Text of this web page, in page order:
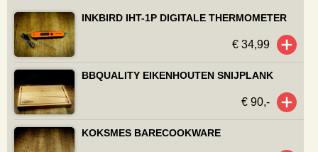
INKBIRD IHT-1P DIGITALE THERMOMETER
€ 34,99
BBQUALITY EIKENHOUTEN SNIJPLANK
€ 90,-
KOKSMES BARECOOKWARE